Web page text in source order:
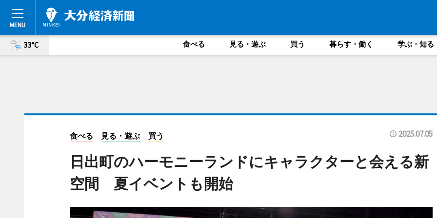
33°C 食べる 見る・遊ぶ 買う 暮らす・働く 学ぶ・知る
食べる 見る・遊ぶ 買う 2025.07.05
日出町のハーモニーランドにキャラクターと会える新
空間 夏イベントも開始